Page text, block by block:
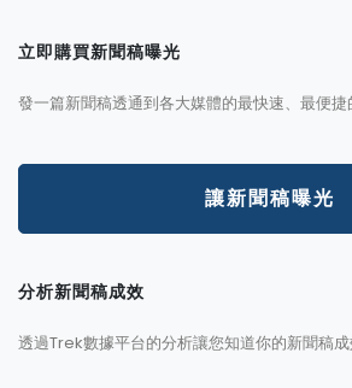
立即購買新聞稿曝光
發一篇新聞稿透通到各大媒體的最快速、最便捷
讓新聞稿曝光
分析新聞稿成效
透過Trek數據平台的分析讓您知道你的新聞稿成